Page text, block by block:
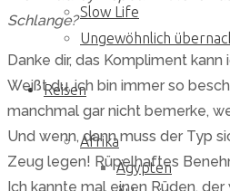
Slow Life
Ungewöhnlich
Reisen
Afrika
Ägypten
Schlange?
Danke dir, das Kompliment kann
Weißt du, ich bin immer so
manchmal gar nicht bemerke,
Und wenn, dann muss der Typ
Zeug legen! Rüpelhaftes
Ich kannte mal einen Rüden,